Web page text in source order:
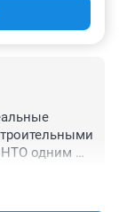
НТО одним